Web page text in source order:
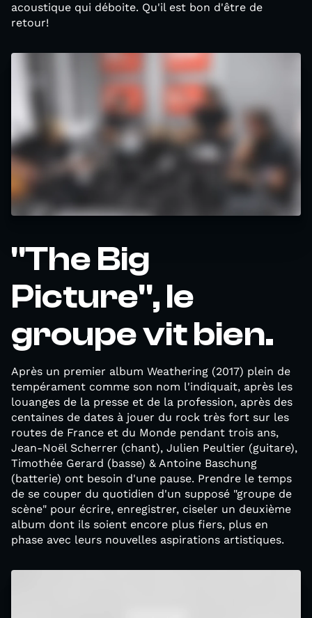
acoustique qui déboite. Qu'il est bon d'être de
retour!
"The Big
Picture", le
groupe vit bien.
Après un premier album Weathering (2017) plein de
tempérament comme son nom l'indiquait, après les
louanges de la presse et de la profession, après des
centaines de dates à jouer du rock très fort sur les
routes de France et du Monde pendant trois ans,
Jean-Noël Scherrer (chant), Julien Peultier (guitare),
Timothée Gerard (basse) & Antoine Baschung
(batterie) ont besoin d'une pause. Prendre le temps
de se couper du quotidien d'un supposé "groupe de
scène" pour écrire, enregistrer, ciseler un deuxième
album dont ils soient encore plus fiers, plus en
phase avec leurs nouvelles aspirations artistiques.